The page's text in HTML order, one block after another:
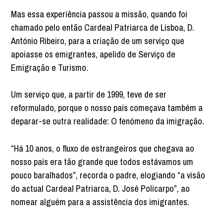
Mas essa experiência passou a missão, quando foi
chamado pelo então Cardeal Patriarca de Lisboa, D.
António Ribeiro, para a criação de um serviço que
apoiasse os emigrantes, apelido de Serviço de
Emigração e Turismo.
Um serviço que, a partir de 1999, teve de ser
reformulado, porque o nosso país começava também a
deparar-se outra realidade: O fenómeno da imigração.
“Há 10 anos, o fluxo de estrangeiros que chegava ao
nosso país era tão grande que todos estávamos um
pouco baralhados”, recorda o padre, elogiando “a visão
do actual Cardeal Patriarca, D. José Policarpo”, ao
nomear alguém para a assistência dos imigrantes.